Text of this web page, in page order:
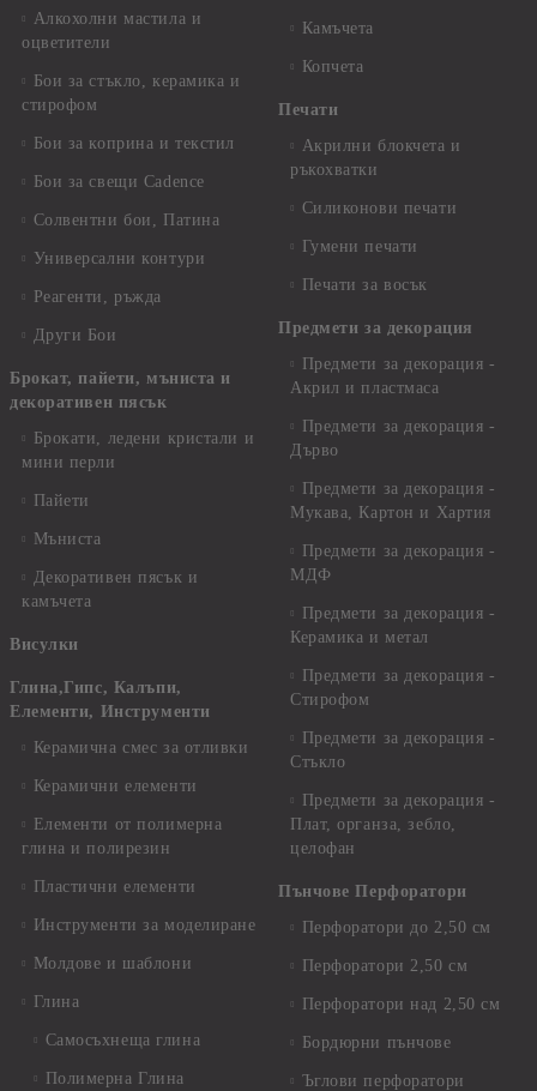
Алкохолни мастила и
оцветители
Бои за стъкло, керамика и
стирофом
Бои за коприна и текстил
Бои за свещи Cadence
Солвентни бои, Патина
Универсални контури
Реагенти, ръжда
Други Бои
Брокат, пайети, мъниста и
декоративен пясък
Брокати, ледени кристали и
мини перли
Пайети
Мъниста
Декоративен пясък и
камъчета
Висулки
Глина,Гипс, Калъпи,
Елементи, Инструменти
Керамична смес за отливки
Керамични елементи
Елементи от полимерна
глина и полирезин
Пластични елементи
Инструменти за моделиране
Молдове и шаблони
Глина
Самосъхнеща глина
Полимерна Глина
Камъчета
Копчета
Печати
Акрилни блокчета и
ръкохватки
Силиконови печати
Гумени печати
Печати за восък
Предмети за декорация
Предмети за декорация -
Акрил и пластмаса
Предмети за декорация -
Дърво
Предмети за декорация -
Мукава, Картон и Хартия
Предмети за декорация -
МДФ
Предмети за декорация -
Керамика и метал
Предмети за декорация -
Стирофом
Предмети за декорация -
Стъкло
Предмети за декорация -
Плат, органза, зебло,
целофан
Пънчове Перфоратори
Перфоратори до 2,50 см
Перфоратори 2,50 см
Перфоратори над 2,50 см
Бордюрни пънчове
Ъглови перфоратори